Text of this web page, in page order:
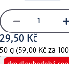
29,50 Kč
50 g (59,00 Kč za